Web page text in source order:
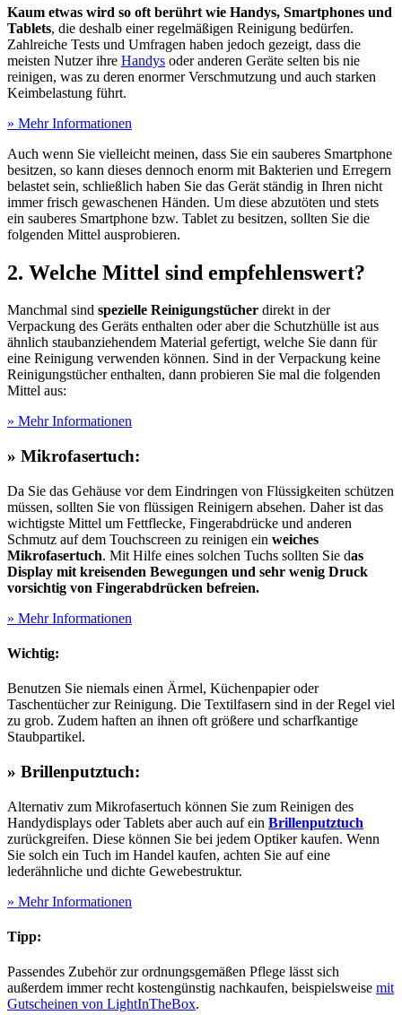
Kaum etwas wird so oft berührt wie Handys, Smartphones und
Tablets, die deshalb einer regelmäßigen Reinigung bedürfen.
Zahlreiche Tests und Umfragen haben jedoch gezeigt, dass die
meisten Nutzer ihre Handys oder anderen Geräte selten bis nie
reinigen, was zu deren enormer Verschmutzung und auch starken
Keimbelastung führt.
» Mehr Informationen
Auch wenn Sie vielleicht meinen, dass Sie ein sauberes Smartphone
besitzen, so kann dieses dennoch enorm mit Bakterien und Erregern
belastet sein, schließlich haben Sie das Gerät ständig in Ihren nicht
immer frisch gewaschenen Händen. Um diese abzutöten und stets
ein sauberes Smartphone bzw. Tablet zu besitzen, sollten Sie die
folgenden Mittel ausprobieren.
2. Welche Mittel sind empfehlenswert?
Manchmal sind spezielle Reinigungstücher direkt in der
Verpackung des Geräts enthalten oder aber die Schutzhülle ist aus
ähnlich staubanziehendem Material gefertigt, welche Sie dann für
eine Reinigung verwenden können. Sind in der Verpackung keine
Reinigungstücher enthalten, dann probieren Sie mal die folgenden
Mittel aus:
» Mehr Informationen
» Mikrofasertuch:
Da Sie das Gehäuse vor dem Eindringen von Flüssigkeiten schützen
müssen, sollten Sie von flüssigen Reinigern absehen. Daher ist das
wichtigste Mittel um Fettflecke, Fingerabdrücke und anderen
Schmutz auf dem Touchscreen zu reinigen ein weiches
Mikrofasertuch. Mit Hilfe eines solchen Tuchs sollten Sie das
Display mit kreisenden Bewegungen und sehr wenig Druck
vorsichtig von Fingerabdrücken befreien.
» Mehr Informationen
Wichtig:
Benutzen Sie niemals einen Ärmel, Küchenpapier oder
Taschentücher zur Reinigung. Die Textilfasern sind in der Regel viel
zu grob. Zudem haften an ihnen oft größere und scharfkantige
Staubpartikel.
» Brillenputztuch:
Alternativ zum Mikrofasertuch können Sie zum Reinigen des
Handydisplays oder Tablets aber auch auf ein Brillenputztuch
zurückgreifen. Diese können Sie bei jedem Optiker kaufen. Wenn
Sie solch ein Tuch im Handel kaufen, achten Sie auf eine
lederähnliche und dichte Gewebestruktur.
» Mehr Informationen
Tipp:
Passendes Zubehör zur ordnungsgemäßen Pflege lässt sich
außerdem immer recht kostengünstig nachkaufen, beispielsweise mit
Gutscheinen von LightInTheBox.